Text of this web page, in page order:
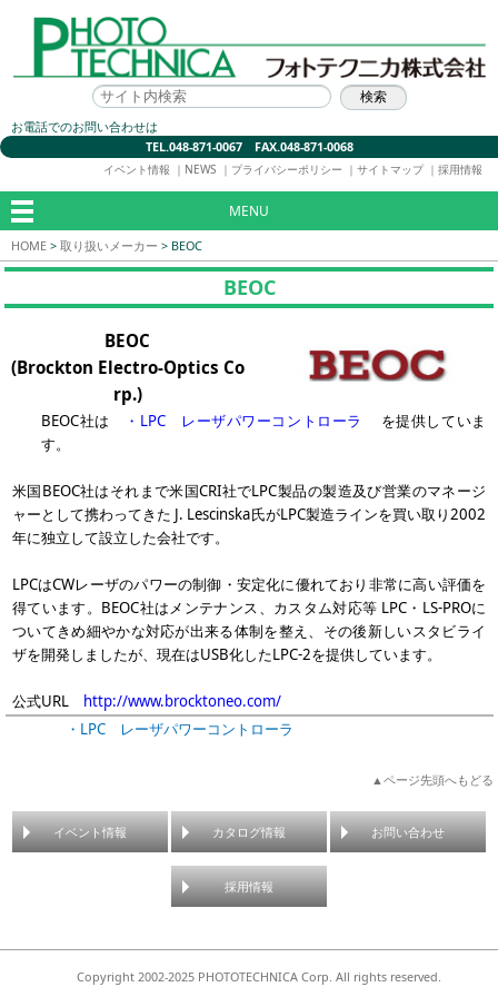
お電話でのお問い合わせは
TEL.048-871-0067 FAX.048-871-0068
イベント情報 ｜ NEWS ｜ プライバシーポリシー ｜ サイトマップ ｜ 採用情報
MENU
HOME > 取り扱いメーカー > BEOC
BEOC
BEOC
(Brockton Electro-Optics Co
rp.)
BEOC社は ・LPC レーザパワーコントローラ
を提供していま
す。
米国BEOC社はそれまで米国CRI社でLPC製品の製造及び営業のマネージ
ャーとして携わってきた J. Lescinska氏がLPC製造ラインを買い取り2002
年に独立して設立した会社です。
LPCはCWレーザのパワーの制御・安定化に優れており非常に高い評価を
得ています。BEOC社はメンテナンス、カスタム対応等 LPC・LS-PROに
ついてきめ細やかな対応が出来る体制を整え、その後新しいスタビライ
ザを開発しましたが、現在はUSB化したLPC-2を提供しています。
公式URL http://www.brocktoneo.com/
・LPC レーザパワーコントローラ
▲ページ先頭へもどる
イベント情報 カタログ情報 お問い合わせ
採用情報
Copyright 2002-2025 PHOTOTECHNICA Corp. All rights reserved.